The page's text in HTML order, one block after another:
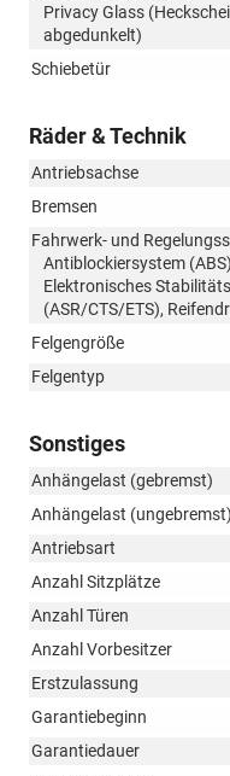
Privacy Glass
abgedunkelt)
Schiebetür
Räder & Technik
Antriebsachse
Bremsen
Fahrwerk- und
Antiblockiersystem
Elektronisches
(ASR/CTS/ETS),
Felgengröße
Felgentyp
Sonstiges
Anhängelast (gebremst)
Anhängelast (ungebremst)
Antriebsart
Anzahl Sitzplätze
Anzahl Türen
Anzahl Vorbesitzer
Erstzulassung
Garantiebeginn
Garantiedauer